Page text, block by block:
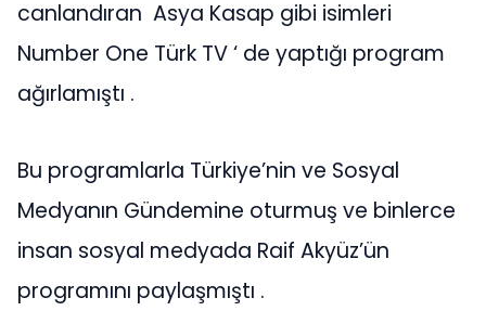
canlandıran Asya Kasap gibi isimleri
Number One Türk TV ‘ de yaptığı program
ağırlamıştı .
Bu programlarla Türkiye’nin ve Sosyal
Medyanın Gündemine oturmuş ve binlerce
insan sosyal medyada Raif Akyüz’ün
programını paylaşmıştı .